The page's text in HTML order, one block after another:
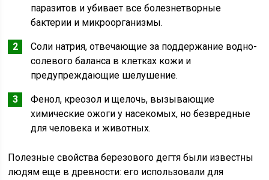
паразитов и убивает все болезнетворные
бактерии и микроорганизмы.
Соли натрия, отвечающие за поддержание водно-
солевого баланса в клетках кожи и
предупреждающие шелушение.
Фенол, креозол и щелочь, вызывающие
химические ожоги у насекомых, но безвредные
для человека и животных.
Полезные свойства березового дегтя были известны
людям еще в древности: его использовали для